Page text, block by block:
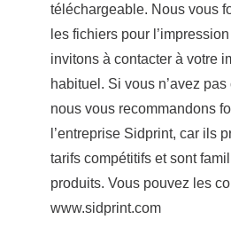
téléchargeable. Nous vous
les fichiers pour
invitons à contacter à votre
habituel. Si vous n’avez pas
nous vous recommandons
l’entreprise Sidprint, car ils
tarifs compétitifs et sont
produits. Vous pouvez les
www.sidprint.com